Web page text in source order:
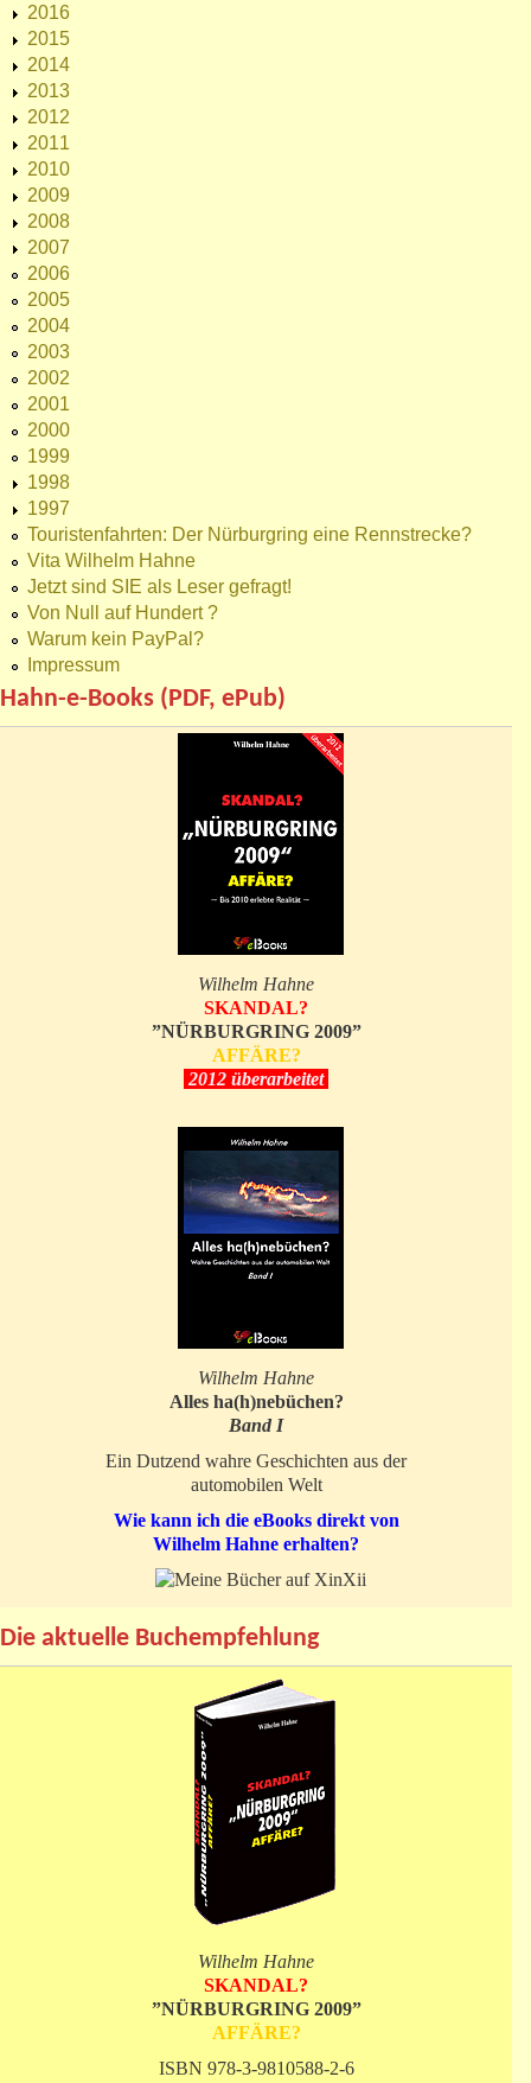
2016
2015
2014
2013
2012
2011
2010
2009
2008
2007
2006
2005
2004
2003
2002
2001
2000
1999
1998
1997
Touristenfahrten: Der Nürburgring eine Rennstrecke?
Vita Wilhelm Hahne
Jetzt sind SIE als Leser gefragt!
Von Null auf Hundert ?
Warum kein PayPal?
Impressum
Hahn-e-Books (PDF, ePub)
Wilhelm Hahne
SKANDAL?
”NÜRBURGRING 2009”
AFFÄRE?
2012 überarbeitet
Wilhelm Hahne
Alles ha(h)nebüchen?
Band I
Ein Dutzend wahre Geschichten aus der
automobilen Welt
Wie kann ich die eBooks direkt von
Wilhelm Hahne erhalten?
Die aktuelle Buchempfehlung
Wilhelm Hahne
SKANDAL?
”NÜRBURGRING 2009”
AFFÄRE?
ISBN 978-3-9810588-2-6